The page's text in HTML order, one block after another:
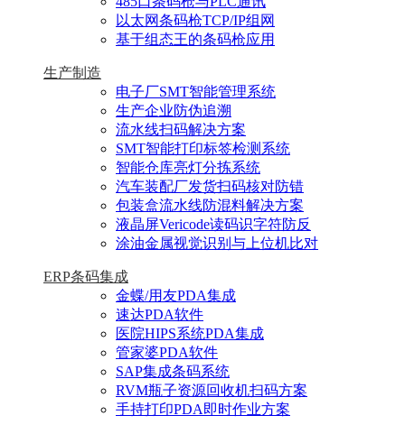
以太网条码枪TCP/IP组网
基于组态王的条码枪应用
生产制造
电子厂SMT智能管理系统
生产企业防伪追溯
流水线扫码解决方案
SMT智能打印标签检测系统
智能仓库亮灯分拣系统
汽车装配厂发货扫码核对防错
包装盒流水线防混料解决方案
液晶屏Vericode读码识字符防反
涂油金属视觉识别与上位机比对
ERP条码集成
金蝶/用友PDA集成
速达PDA软件
医院HIPS系统PDA集成
管家婆PDA软件
SAP集成条码系统
RVM瓶子资源回收机扫码方案
手持打印PDA即时作业方案